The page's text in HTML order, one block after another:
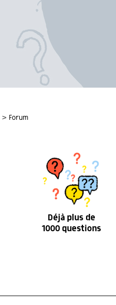
> Forum
Déjà plus de
1000 questions